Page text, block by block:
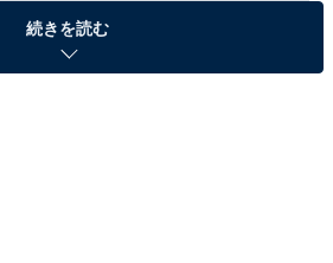
続きを読む